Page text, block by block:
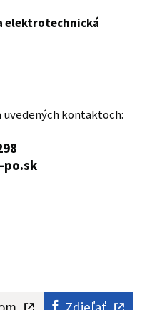
elektrotechnická
kontaktoch:
po.sk